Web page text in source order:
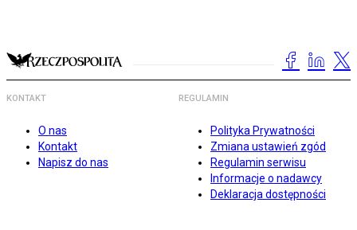
KONTAKT
O nas
Kontakt
Napisz do nas
REGULAMIN
Polityka Prywatności
Zmiana ustawień zgód
Regulamin serwisu
Informacje o nadawcy
Deklaracja dostępności